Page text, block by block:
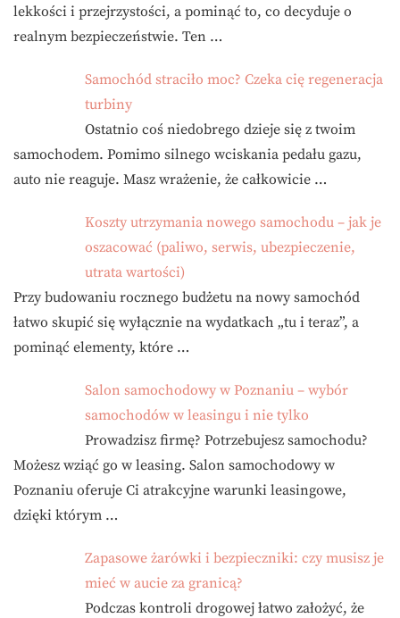
lekkości i przejrzystości, a pominąć to, co decyduje o
realnym bezpieczeństwie. Ten …
Samochód straciło moc? Czeka cię regeneracja
turbiny
Ostatnio coś niedobrego dzieje się z twoim
samochodem. Pomimo silnego wciskania pedału gazu,
auto nie reaguje. Masz wrażenie, że całkowicie …
Koszty utrzymania nowego samochodu – jak je
oszacować (paliwo, serwis, ubezpieczenie,
utrata wartości)
Przy budowaniu rocznego budżetu na nowy samochód
łatwo skupić się wyłącznie na wydatkach „tu i teraz”, a
pominąć elementy, które …
Salon samochodowy w Poznaniu – wybór
samochodów w leasingu i nie tylko
Prowadzisz firmę? Potrzebujesz samochodu?
Możesz wziąć go w leasing. Salon samochodowy w
Poznaniu oferuje Ci atrakcyjne warunki leasingowe,
dzięki którym …
Zapasowe żarówki i bezpieczniki: czy musisz je
mieć w aucie za granicą?
Podczas kontroli drogowej łatwo założyć, że